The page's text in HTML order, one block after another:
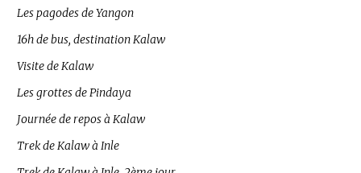
Les pagodes de Yangon
16h de bus, destination Kalaw
Visite de Kalaw
Les grottes de Pindaya
Journée de repos à Kalaw
Trek de Kalaw à Inle